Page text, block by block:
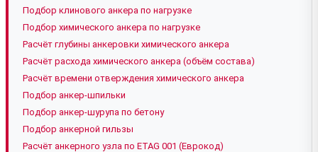
Подбор клинового анкера по нагрузке
Подбор химического анкера по нагрузке
Расчёт глубины анкеровки химического анкера
Расчёт расхода химического анкера (объём состава)
Расчёт времени отверждения химического анкера
Подбор анкер-шпильки
Подбор анкер-шурупа по бетону
Подбор анкерной гильзы
Расчёт анкерного узла по ETAG 001 (Еврокод)